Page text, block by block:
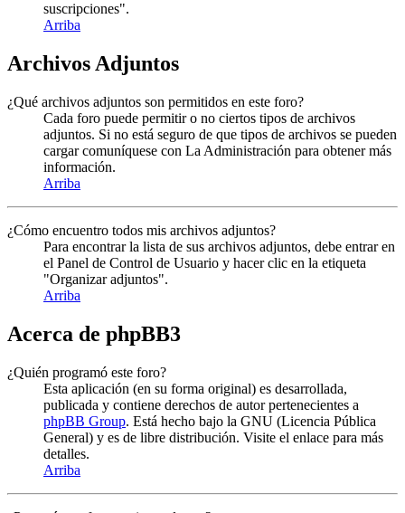
suscripciones".
Arriba
Archivos Adjuntos
¿Qué archivos adjuntos son permitidos en este foro?
Cada foro puede permitir o no ciertos tipos de archivos
adjuntos. Si no está seguro de que tipos de archivos se pueden
cargar comuníquese con La Administración para obtener más
información.
Arriba
¿Cómo encuentro todos mis archivos adjuntos?
Para encontrar la lista de sus archivos adjuntos, debe entrar en
el Panel de Control de Usuario y hacer clic en la etiqueta
"Organizar adjuntos".
Arriba
Acerca de phpBB3
¿Quién programó este foro?
Esta aplicación (en su forma original) es desarrollada,
publicada y contiene derechos de autor pertenecientes a
phpBB Group. Está hecho bajo la GNU (Licencia Pública
General) y es de libre distribución. Visite el enlace para más
detalles.
Arriba